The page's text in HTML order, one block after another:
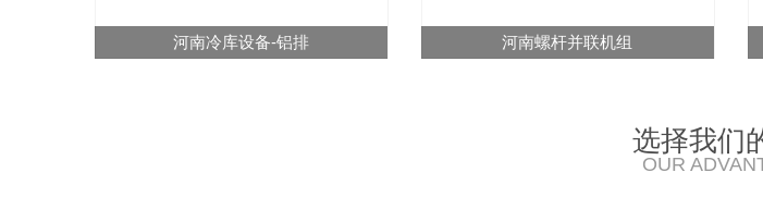
河南冷库设备-铝排 河南螺杆并联机组
选择我们
OUR